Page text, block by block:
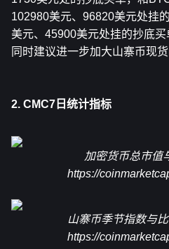
102980美元、96820美元处挂
美元、45900美元处挂的抄底买
同时建议进一步加大山寨币现货
2. CMC7日统计指标
加密货币总市值
https://
山寨币季节指数与
https://